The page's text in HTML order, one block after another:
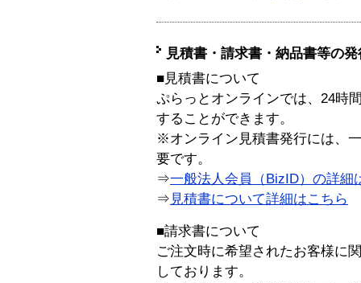
見積書・請求書・納品書等の
■見積書について
ぷらっとオンラインでは、24時
することができます。
※オンライン見積書発行には、
要です。
⇒一般法人会員（BizID）の詳細
⇒ 見積書について詳細はこちら
■請求書について
ご注文時に希望されたお客様に
しております。